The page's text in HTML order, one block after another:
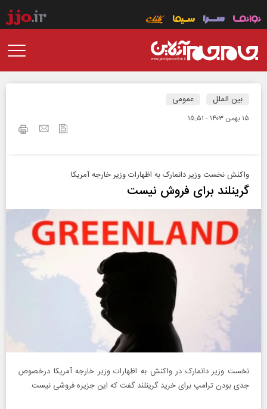
بین الملل عمومی
۱۵ بهمن ۱۴۰۳ - ۱۵:۵۱
واکنش نخست وزیر دانمارک به اظهارات وزیر خارجه آمریکا:
گرینلند برای فروش نیست
نخست وزیر دانمارک در واکنش به اظهارات وزیر خارجه آمریکا درخصوص
جدی بودن ترامپ برای خرید گرینلند گفت که این جزیره فروشی نیست.